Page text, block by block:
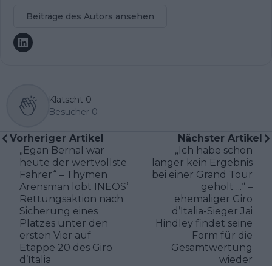
Beiträge des Autors ansehen
Klatscht 0
Besucher 0
Vorheriger Artikel
„Egan Bernal war
heute der wertvollste
Fahrer“ – Thymen
Arensman lobt INEOS’
Rettungsaktion nach
Sicherung eines
Platzes unter den
ersten Vier auf
Etappe 20 des Giro
d’Italia
Nächster Artikel
„Ich habe schon
länger kein Ergebnis
bei einer Grand Tour
geholt ...“ –
ehemaliger Giro
d’Italia-Sieger Jai
Hindley findet seine
Form für die
Gesamtwertung
wieder